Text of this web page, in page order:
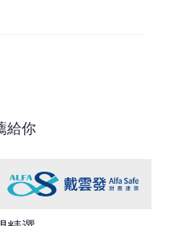
給你